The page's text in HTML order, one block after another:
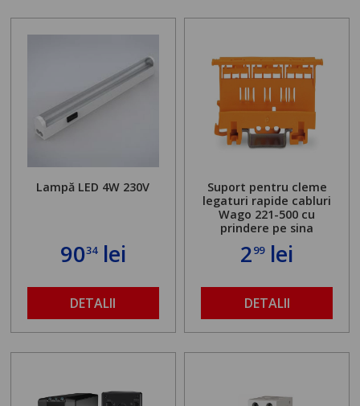
Lampă LED 4W 230V
9034lei
DETALII
Suport pentru cleme
legaturi rapide cabluri
Wago 221-500 cu
prindere pe sina
299lei
DETALII